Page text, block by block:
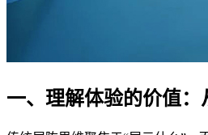
一、理解体验的价值：